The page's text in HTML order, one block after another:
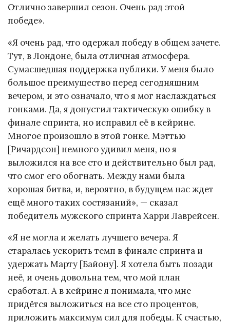
Отлично завершил сезон. Очень рад этой
победе».
«Я очень рад, что одержал победу в общем зачете.
Тут, в Лондоне, была отличная атмосфера.
Сумасшедшая поддержка публики. У меня было
большое преимущество перед сегодняшним
вечером, и это означало, что я мог наслаждаться
гонками. Да, я допустил тактическую ошибку в
финале спринта, но исправил её в кейрине.
Многое произошло в этой гонке. Мэттью
[Ричардсон] немного удивил меня, но я
выложился на все сто и действительно был рад,
что смог его обогнать. Между нами была
хорошая битва, и, вероятно, в будущем нас ждет
ещё много таких состязаний», — сказал
победитель мужского спринта Харри Лаврейсен.
«Я не могла и желать лучшего вечера. Я
старалась ускорить темп в финале спринта и
удержать Марту [Байону]. Я хотела быть позади
неё, и очень довольна тем, что мой план
сработал. А в кейрине я понимала, что мне
придётся выложиться на все сто процентов,
приложить максимум сил для победы. К счастью,